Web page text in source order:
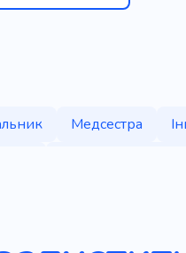
Медсестра